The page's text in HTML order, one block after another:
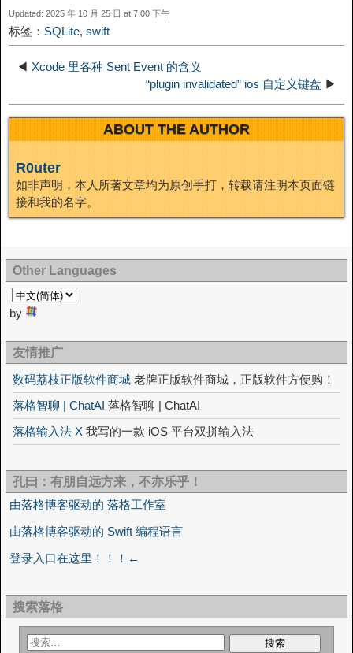
k m
I
n
Updated: 2025 年 10 月 25 日 at 7:00 下午
标签： SQLite, swift
◀ Xcode 里各种 Sent Event 的含义
“plugin invalidated” ios 自定义键盘 ▶
ABOUT THE AUTHOR
R0uter
如非声明，本人所著文章均为原创手打，转载请注明本页面链
接和我的名字。
Other Languages
by
友情推广
数码荔枝正版软件商城 老牌正版软件商城，正版软件方便购！
落格智聊 | ChatAI 落格智聊 | ChatAI
落格输入法 X 我写的一款 iOS 平台双拼输入法
孔曰：有朋自远方来，不亦乐乎！
由落格博客驱动的 落格工作室
由落格博客驱动的 Swift 编程语言
登录入口在这里！！！←
搜索落格